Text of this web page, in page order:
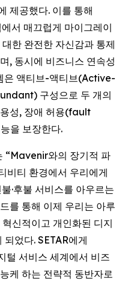
제공했다. 이를 통해
서 매끄럽게 마이그레이
한 완전한 자신감과 통제
, 동시에 비즈니스 연속성
은 액티브-액티브(Active-
구성으로 두 개의
성, 장애 허용(fault
을 보장한다.
“Mavenir와의 장기적 파
비티 환경에서 우리에게
·후불 서비스를 아우르는
를 통해 이제 우리는 아루
신적이고 개인화된 디지
었다. SETAR에게
털 서비스 세계에서 비즈
케 하는 전략적 동반자로